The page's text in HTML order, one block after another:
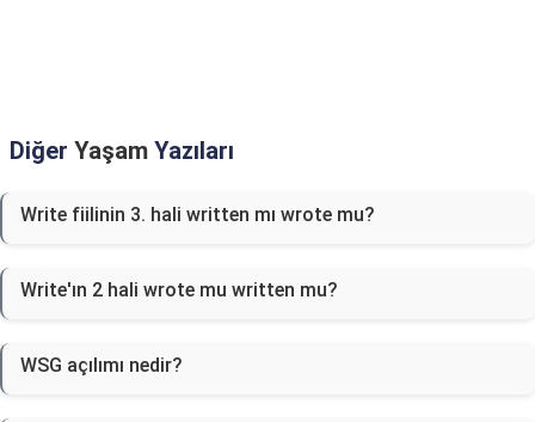
Diğer Yaşam Yazıları
Write fiilinin 3. hali written mı wrote mu?
Write'ın 2 hali wrote mu written mu?
WSG açılımı nedir?